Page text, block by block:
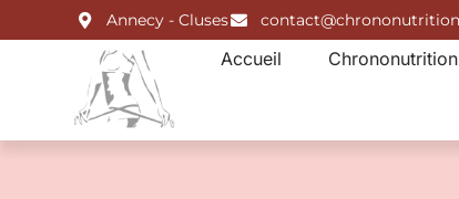
Annecy - Cluses
Accueil Chrononutrition